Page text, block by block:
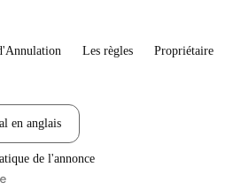
Les règles Propriétaire
en anglais
de l'annonce